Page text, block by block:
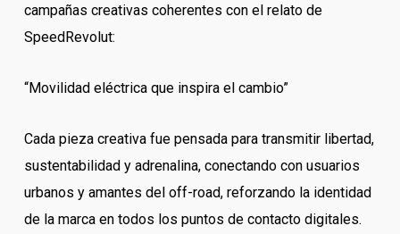
campañas creativas coherentes con el relato de
SpeedRevolut:
“Movilidad eléctrica que inspira el cambio”
Cada pieza creativa fue pensada para transmitir libertad,
sustentabilidad y adrenalina, conectando con usuarios
urbanos y amantes del off-road, reforzando la identidad
de la marca en todos los puntos de contacto digitales.